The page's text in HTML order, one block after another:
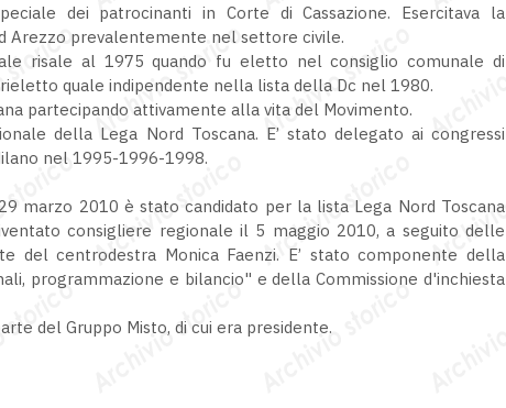
dei patrocinanti in Corte di Cassazione. Esercitava la
Arezzo prevalentemente nel settore civile.
risale al 1975 quando fu eletto nel consiglio comunale di
quale indipendente nella lista della Dc nel 1980.
partecipando attivamente alla vita del Movimento.
della Lega Nord Toscana. E’ stato delegato ai congressi
nel 1995-1996-1998.
marzo 2010 è stato candidato per la lista Lega Nord Toscana
consigliere regionale il 5 maggio 2010, a seguito delle
del centrodestra Monica Faenzi. E’ stato componente della
programmazione e bilancio" e della Commissione d'inchiesta
del Gruppo Misto, di cui era presidente.